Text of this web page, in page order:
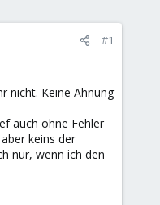
#1
nicht. Keine Ahnung
auch ohne Fehler
keins der
nur, wenn ich den